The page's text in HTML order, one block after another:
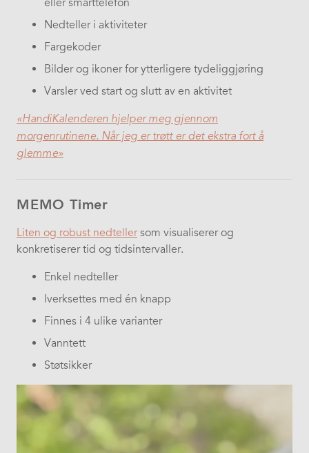
eller smarttelefon
Nedteller i aktiviteter
Fargekoder
Bilder og ikoner for ytterligere tydeliggjøring
Varsler ved start og slutt av en aktivitet
«HandiKalenderen hjelper meg gjennom
morgenrutinene. Når jeg er trøtt er det ekstra fort å
glemme»
MEMO Timer
Liten og robust nedtellersom visualiserer og
konkretiserer tid og tidsintervaller.
Enkel nedteller
Iverksettes med én knapp
Finnes i 4 ulike varianter
Vanntett
Støtsikker